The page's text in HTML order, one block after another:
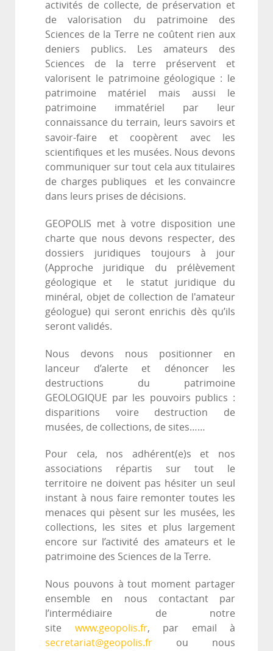
activités de collecte, de préservation et
de valorisation du patrimoine des
Sciences de la Terre ne coûtent rien aux
deniers publics. Les amateurs des
Sciences de la terre préservent et
valorisent le patrimoine géologique : le
patrimoine matériel mais aussi le
patrimoine immatériel par leur
connaissance du terrain, leurs savoirs et
savoir-faire et
coopèrent avec les
scientifiques et les musées. Nous devons
communiquer sur tout cela aux titulaires
de charges publiques et les convaincre
dans leurs prises de décisions.
GEOPOLIS met à votre disposition une
charte que nous devons respecter, des
dossiers juridiques toujours à jour
(Approche juridique du prélèvement
géologique et le statut juridique du
minéral, objet de collection de l'amateur
géologue) qui seront enrichis dès qu’ils
seront validés.
Nous devons nous positionner en
lanceur d’alerte et dénoncer les
destructions du patrimoine
GEOLOGIQUE par les pouvoirs publics :
disparitions voire destruction de
musées, de collections, de sites……
Pour cela, nos adhérent(e)s et nos
associations répartis sur tout le
territoire ne doivent pas hésiter un seul
instant à nous faire remonter toutes les
menaces qui pèsent sur les musées, les
collections, les sites et plus largement
encore sur l’activité des amateurs et le
patrimoine des Sciences de la Terre.
Nous pouvons à tout moment partager
ensemble en nous contactant par
l’intermédiaire de notre
site www.geopolis.fr, par email à
secretariat@geopolis.fr ou nous